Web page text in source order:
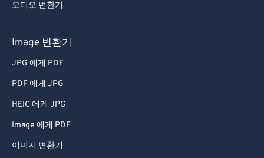
오디오 변환기
Image 변환기
JPG 에게 PDF
PDF 에게 JPG
HEIC 에게 JPG
Image 에게 PDF
이미지 변환기